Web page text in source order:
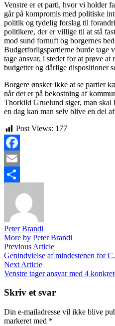
Venstre er et parti, hvor vi holder
går på kompromis med politiske
politik og tydelig forslag til
politikere, der er villige til at stå
mod sund fornuft og borgernes
Budgetforligspartierne burde tage
tage ansvar, i stedet for at prøve
budgetter og dårlige dispositioner
Borgere ønsker ikke at se partier
når det er på bekostning af
Thorkild Gruelund siger, man
en dag kan man selv blive en del
Post Views: 177
Facebook
Email
Peter Brandi
More by Peter Brandi
Indlægsnavigation
Previous ArticlePrevious
article:
Genindvielse af mindestenen for
Next ArticleNext
article:
Venstre tager ansvar med 4
Skriv et svar
Din e-mailadresse vil ikke blive
markeret med *